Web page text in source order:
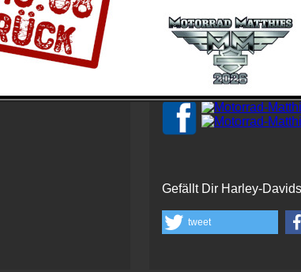
Schau' auch hier bei
Gefällt Dir Harley-
tweet